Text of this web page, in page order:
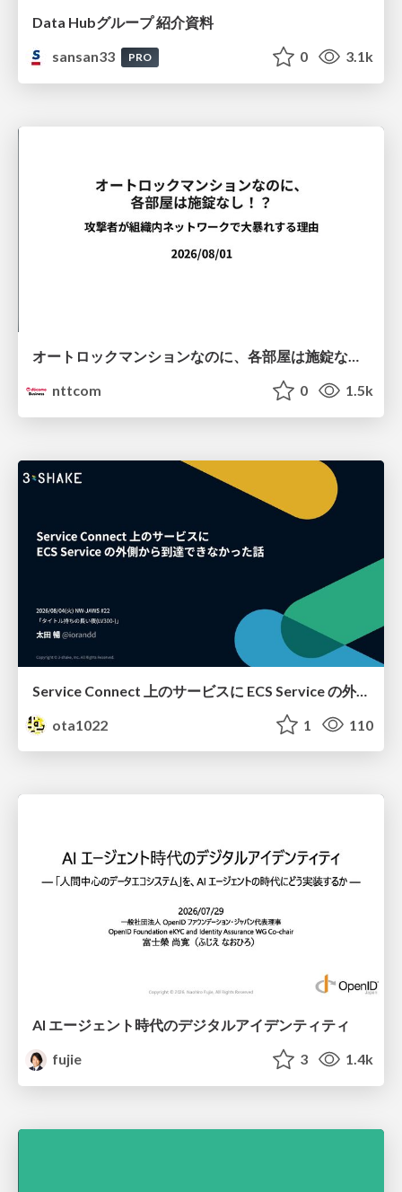
Data Hubグループ 紹介資料
sansan33
PRO 0 3.1k
オートロックマンションなのに、各部屋は施錠なし！？ 攻撃者が組織内ネットワークで大暴れする理由 / The Front Door Is Locked, but the Rooms Are Wide Open: Why Attackers Move Freely Inside Enterprise Networks
nttcom
0 1.5k
Service Connect 上のサービスに ECS Service の外側から到達できなかった話
ota1022
1 110
AI エージェント時代のデジタルアイデンティティ
fujie
3 1.4k